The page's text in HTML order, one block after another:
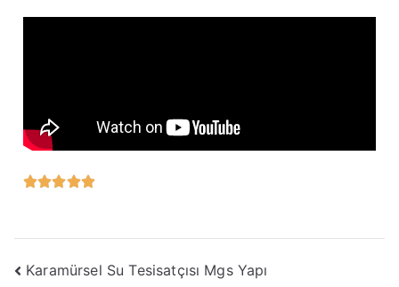

Karamürsel Su Tesisatçısı Mgs Yapı